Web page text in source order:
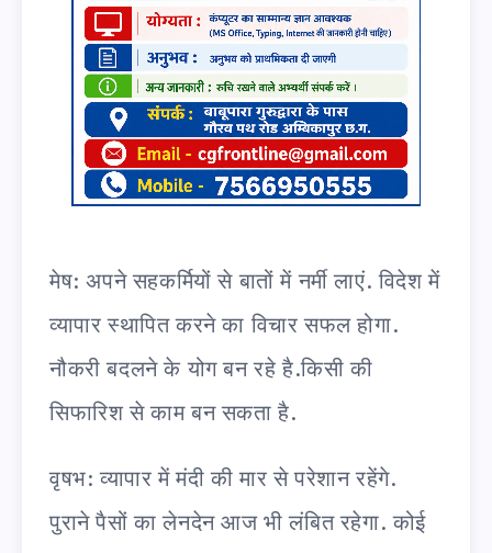
मेष: अपने सहकर्मियों से बातों में नर्मी लाएं. विदेश में
व्यापार स्थापित करने का विचार सफल होगा.
नौकरी बदलने के योग बन रहे है.किसी की
सिफारिश से काम बन सकता है.
वृषभ: व्यापार में मंदी की मार से परेशान रहेंगे.
पुराने पैसों का लेनदेन आज भी लंबित रहेगा. कोई